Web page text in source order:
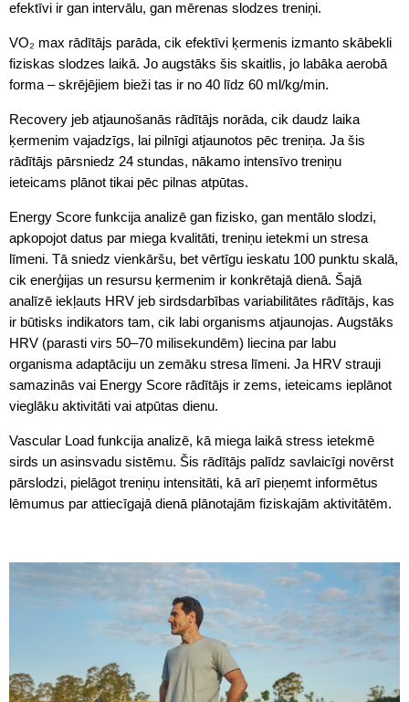
efektīvi ir gan intervālu, gan mērenas slodzes treniņi.
VO₂ max rādītājs parāda, cik efektīvi ķermenis izmanto skābekli
fiziskas slodzes laikā. Jo augstāks šis skaitlis, jo labāka aerobā
forma – skrējējiem bieži tas ir no 40 līdz 60 ml/kg/min.
Recovery jeb atjaunošanās rādītājs norāda, cik daudz laika
ķermenim vajadzīgs, lai pilnīgi atjaunotos pēc treniņa. Ja šis
rādītājs pārsniedz 24 stundas, nākamo intensīvo treniņu
ieteicams plānot tikai pēc pilnas atpūtas.
Energy Score funkcija analizē gan fizisko, gan mentālo slodzi,
apkopojot datus par miega kvalitāti, treniņu ietekmi un stresa
līmeni. Tā sniedz vienkāršu, bet vērtīgu ieskatu 100 punktu skalā,
cik enerģijas un resursu ķermenim ir konkrētajā dienā. Šajā
analīzē iekļauts HRV jeb sirdsdarbības variabilitātes rādītājs, kas
ir būtisks indikators tam, cik labi organisms atjaunojas. Augstāks
HRV (parasti virs 50–70 milisekundēm) liecina par labu
organisma adaptāciju un zemāku stresa līmeni. Ja HRV strauji
samazinās vai Energy Score rādītājs ir zems, ieteicams ieplānot
vieglāku aktivitāti vai atpūtas dienu.
Vascular Load funkcija analizē, kā miega laikā stress ietekmē
sirds un asinsvadu sistēmu. Šis rādītājs palīdz savlaicīgi novērst
pārslodzi, pielāgot treniņu intensitāti, kā arī pieņemt informētus
lēmumus par attiecīgajā dienā plānotajām fiziskajām aktivitātēm.